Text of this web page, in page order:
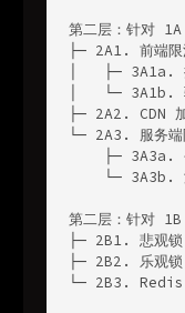
第二层：针对 1A
├─ 2A1. 前端限
│   ├─ 3A1a.
│   └─ 3A1b.
├─ 2A2. CDN
└─ 2A3. 服务端
├─ 3A3a.
└─ 3A3b.
第二层：针对 1B
├─ 2B1. 悲观锁
├─ 2B2. 乐观锁
└─ 2B3. Redis